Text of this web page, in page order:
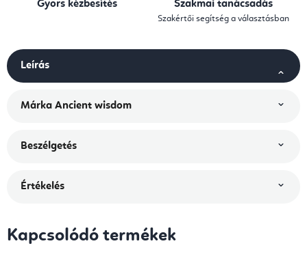
Gyors kézbesítés Szakmai tanácsadás
Szakértői segítség a választásban
Leírás
Márka Ancient wisdom
Beszélgetés
Értékelés
Kapcsolódó termékek